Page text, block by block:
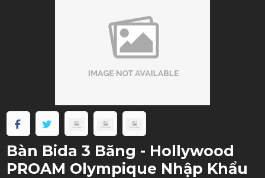
Bàn Bida 3 Băng - Hollywood
PROAM Olympique Nhập Khẩu